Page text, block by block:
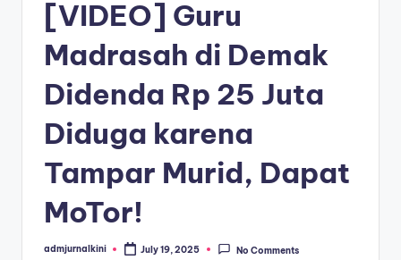
[VIDEO] Guru
Madrasah di Demak
Didenda Rp 25 Juta
Diduga karena
Tampar Murid, Dapat
MoTor!
Posted
admjurnalkini July 19, 2025 No Comments